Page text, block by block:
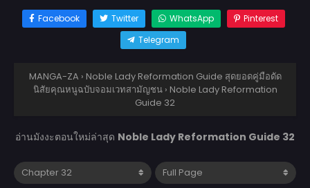
Facebook Twitter WhatsApp
Pinterest
Telegram
MANGA-ZA › Noble Lady Reformation Guide สุดยอดคู่มือดัด
นิสัยคุณหนูฉบับจอมเวทสามัญชน › Noble Lady Reformation
Guide 32
อ่านมังงะตอนใหม่ล่าสุด Noble Lady Reformation Guide 32